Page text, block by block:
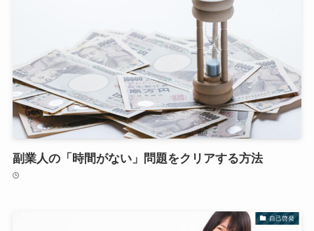
副業人の「時間がない」問題をクリアする方法
自己啓発